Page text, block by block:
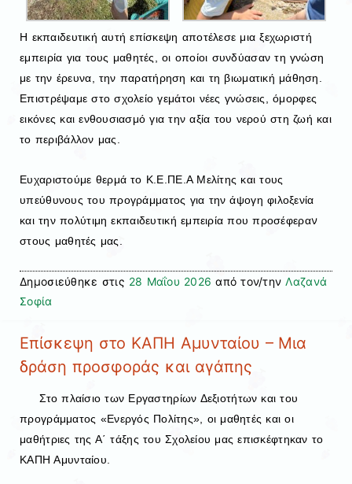
Η εκπαιδευτική αυτή επίσκεψη αποτέλεσε μια ξεχωριστή
εμπειρία για τους μαθητές, οι οποίοι συνδύασαν τη γνώση
με την έρευνα, την παρατήρηση και τη βιωματική μάθηση.
Επιστρέψαμε στο σχολείο γεμάτοι νέες γνώσεις, όμορφες
εικόνες και ενθουσιασμό για την αξία του νερού στη ζωή και
το περιβάλλον μας.
Ευχαριστούμε θερμά το Κ.Ε.ΠΕ.Α Μελίτης και τους
υπεύθυνους του προγράμματος για την άψογη φιλοξενία
και την πολύτιμη εκπαιδευτική εμπειρία που προσέφεραν
στους μαθητές μας.
Δημοσιεύθηκε στις 28 Μαΐου 2026 από τον/τηνΛαζανά
Σοφία
Επίσκεψη στο ΚΑΠΗ Αμυνταίου – Μια
δράση προσφοράς και αγάπης
Στο πλαίσιο των Εργαστηρίων Δεξιοτήτων και του
προγράμματος «Ενεργός Πολίτης», οι μαθητές και οι
μαθήτριες της Α΄ τάξης του Σχολείου μας επισκέφτηκαν το
ΚΑΠΗ Αμυνταίου.